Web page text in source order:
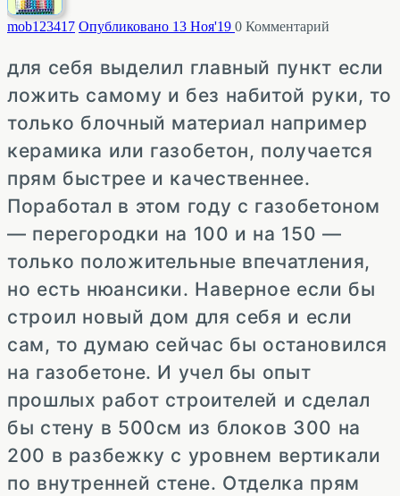
mob123417 Опубликовано 13 Ноя'19 0 Комментарий
для себя выделил главный пункт если
ложить самому и без набитой руки, то
только блочный материал например
керамика или газобетон, получается
прям быстрее и качественнее.
Поработал в этом году с газобетоном
— перегородки на 100 и на 150 —
только положительные впечатления,
но есть нюансики. Наверное если бы
строил новый дом для себя и если
сам, то думаю сейчас бы остановился
на газобетоне. И учел бы опыт
прошлых работ строителей и сделал
бы стену в 500см из блоков 300 на
200 в разбежку с уровнем вертикали
по внутренней стене. Отделка прям